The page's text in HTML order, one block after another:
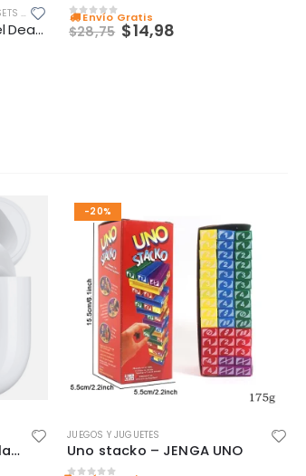
FIGURAS DE JUGUETE Y SETS DE JUEGOS
Funko POP! Marvel Deadpool & Wolverine – Figura de Vinilo Coleccionable Deadpool 0out of 5
$28,75 $14,98
Envío Gratis
Apple AirPods 4 – Auriculares Inalámbricos Blancos con Cancelación Activa de Ruido
-20%
JUEGOS Y JUGUETES
Uno stacko – JENGA UNO